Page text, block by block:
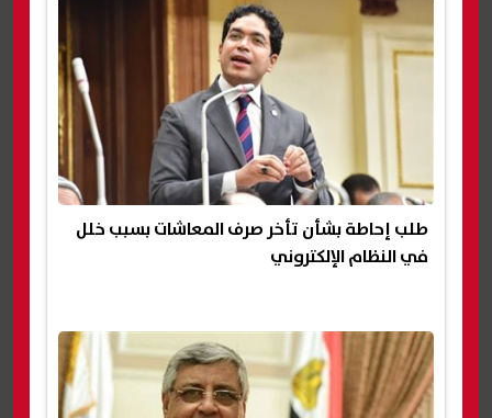
طلب إحاطة بشأن تأخر صرف المعاشات بسبب خلل
في النظام الإلكتروني